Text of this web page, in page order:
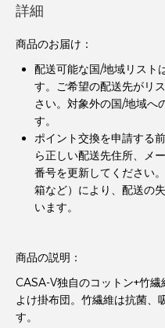
詳細
商品のお届け：
配送可能な国/地域リスト
す。ご希望の配送先がリ
さい。対象外の国/地域へ
す。
ポイント交換を申請する
ら正しい配送先住所、メ
番号を更新してください
箱など）により、配送の
います。
商品の説明：
CASA-V独自のコットン+竹
よけ掛布団。竹繊維は抗菌、
す。